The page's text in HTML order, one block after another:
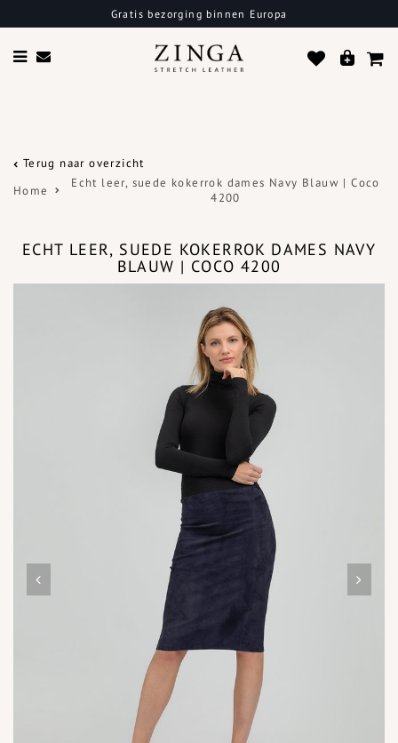
Gratis bezorging binnen Europa
Terug naar overzicht
Home
Echt leer, suede kokerrok dames Navy Blauw | Coco
4200
ECHT LEER, SUEDE KOKERROK DAMES NAVY
BLAUW | COCO 4200